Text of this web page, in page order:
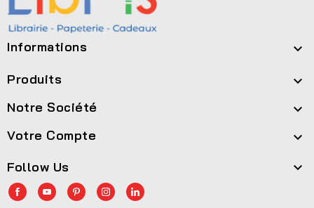
Informations 
Produits 
Notre Société 
Votre Compte 
Follow Us 